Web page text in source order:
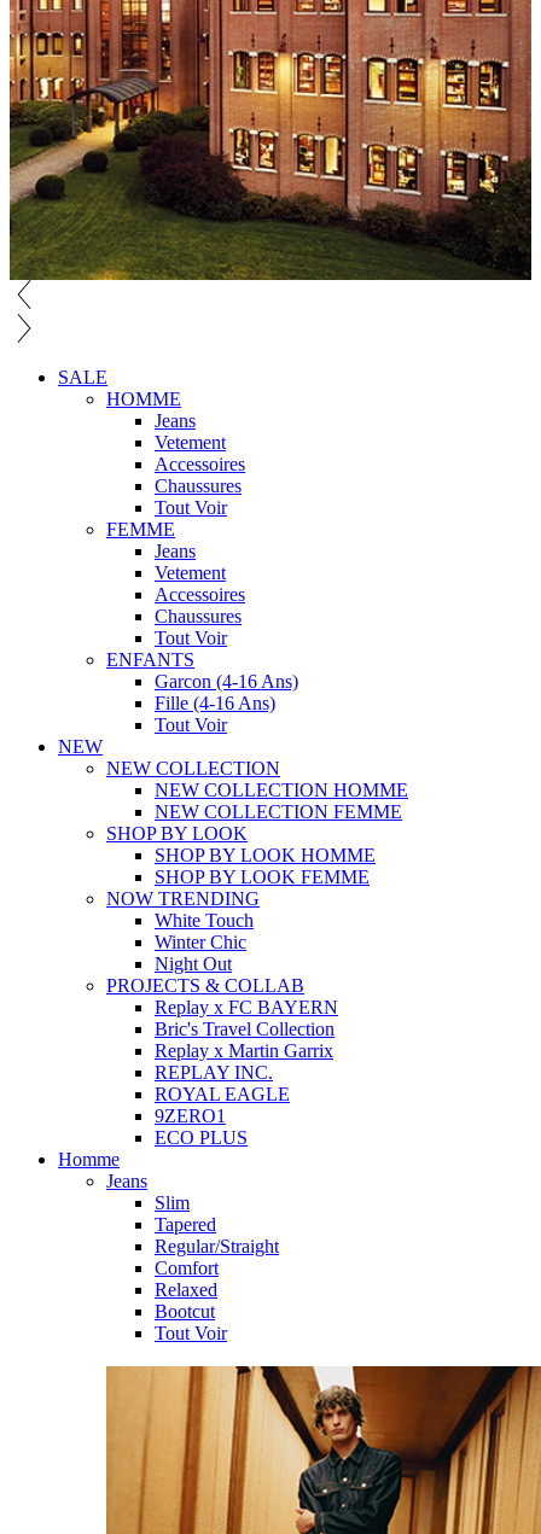
SALE
HOMME
Jeans
Vetement
Accessoires
Chaussures
Tout Voir
FEMME
Jeans
Vetement
Accessoires
Chaussures
Tout Voir
ENFANTS
Garcon (4-16 Ans)
Fille (4-16 Ans)
Tout Voir
NEW
NEW COLLECTION
NEW COLLECTION HOMME
NEW COLLECTION FEMME
SHOP BY LOOK
SHOP BY LOOK HOMME
SHOP BY LOOK FEMME
NOW TRENDING
White Touch
Winter Chic
Night Out
PROJECTS & COLLAB
Replay x FC BAYERN
Bric's Travel Collection
Replay x Martin Garrix
REPLAY INC.
ROYAL EAGLE
9ZERO1
ECO PLUS
Homme
Jeans
Slim
Tapered
Regular/Straight
Comfort
Relaxed
Bootcut
Tout Voir